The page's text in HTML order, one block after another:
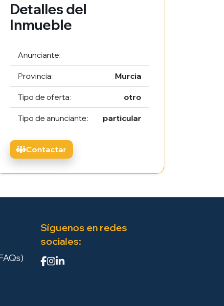
Detalles del
Inmueble
Anunciante:
Provincia: Murcia
Tipo de oferta: otro
Tipo de anunciante: particular
Contactar
Síguenos en redes
sociales: